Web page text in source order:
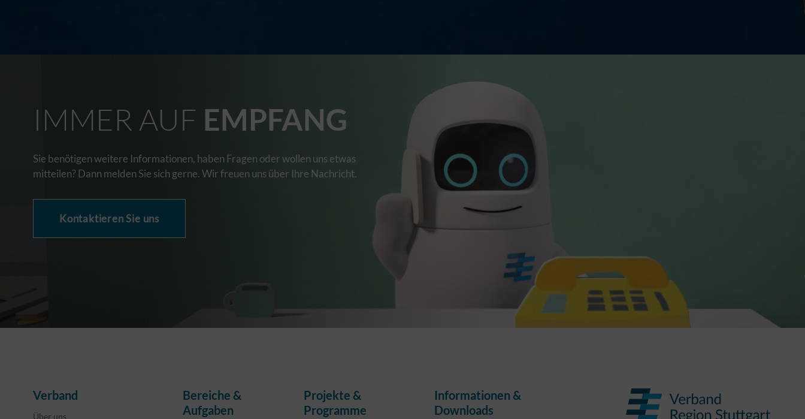
IMMER AUF EMPFANG
Sie benötigen weitere Informationen, haben Fragen oder wollen uns etwas
mitteilen? Dann melden Sie sich gerne. Wir freuen uns über Ihre Nachricht.
Kontaktieren Sie uns
Verband
Über uns
Bereiche &
Aufgaben
Projekte &
Programme
Informationen &
Downloads